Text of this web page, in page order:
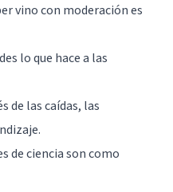
vino con moderación es
lo que hace a las
de las caídas, las
de ciencia son como